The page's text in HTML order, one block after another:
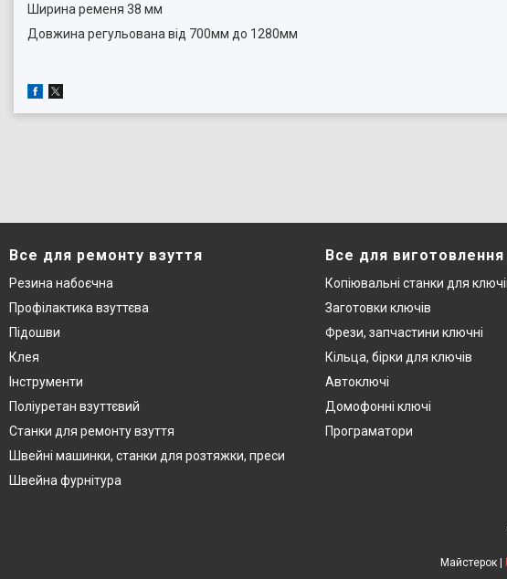
Ширина ременя 38 мм
Довжина регульована від 700мм до 1280мм
Все для ремонту взуття
Резина набоєчна
Профілактика взуттєва
Підошви
Клея
Інструменти
Поліуретан взуттєвий
Станки для ремонту взуття
Швейні машинки, станки для розтяжки, преси
Швейна фурнітура
Все для виготовлення
Копіювальні станки для
Заготовки ключів
Фрези, запчастини ключні
Кільца, бірки для ключів
Автоключі
Домофонні ключі
Програматори
Майстерок |